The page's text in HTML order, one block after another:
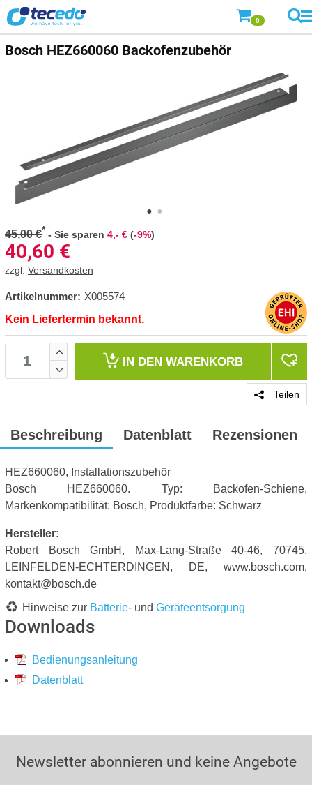
0
Bosch HEZ660060 Backofenzubehör
45,00 €* - Sie sparen 4,- € (-9%)
40,60 €
zzgl. Versandkosten
Artikelnummer: X005574
Kein Liefertermin bekannt.
IN DEN WARENKORB
Teilen
Beschreibung Datenblatt Rezensionen
HEZ660060, Installationszubehör
Bosch HEZ660060. Typ: Backofen-Schiene,
Markenkompatibilität: Bosch, Produktfarbe: Schwarz
Hersteller:
Robert Bosch GmbH, Max-Lang-Straße 40-46, 70745,
LEINFELDEN-ECHTERDINGEN, DE, www.bosch.com,
kontakt@bosch.de
Hinweise zur Batterie- und Geräteentsorgung
Downloads
Bedienungsanleitung
Datenblatt
Newsletter abonnieren und keine Angebote